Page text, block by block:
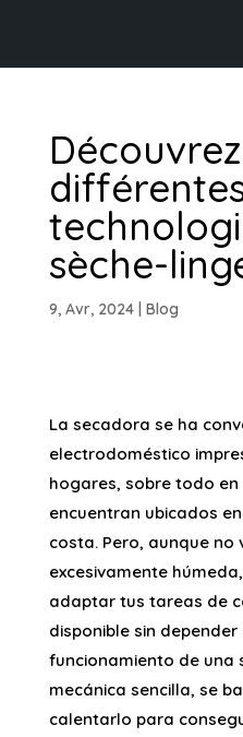
sèche-
9, Avr, 2024| Blog
La secadora se ha
electrodoméstico
hogares, sobre todo
encuentran ubicados
costa. Pero, aunque no
excesivamente
adaptar tus tareas de
disponible sin depender
funcionamiento de una
mecánica sencilla, se
calentarlo para